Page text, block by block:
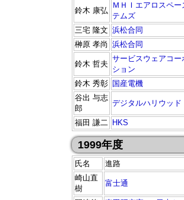
鈴木 康弘
ＭＨＩエアロスペー
テムズ
三宅 隆文 浜松合同
榊原 孝尚 浜松合同
鈴木 哲夫
サービスウェアコー
ション
鈴木 秀彰 国産電機
谷出 与志
郎
デジタルハリウッド
福田 謙二 HKS
1999年度
氏名
進路
崎山直
樹
富士通